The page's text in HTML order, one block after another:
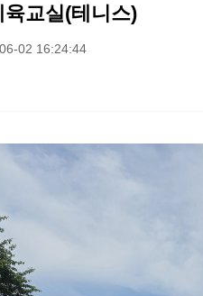
교실(테니스)
02 16:24:44